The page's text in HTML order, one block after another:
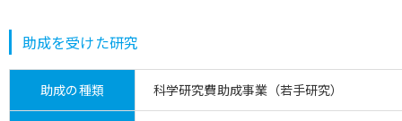
助成を受けた研究
助成の種類 科学研究費助成事業（若手研究）